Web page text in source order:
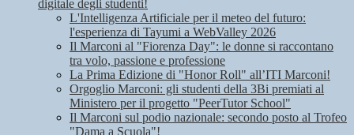
digitale degli studenti!
L'Intelligenza Artificiale per il meteo del futuro:
l'esperienza di Tayumi a WebValley 2026
Il Marconi al "Fiorenza Day": le donne si raccontano
tra volo, passione e professione
La Prima Edizione di "Honor Roll" all’ITI Marconi!
Orgoglio Marconi: gli studenti della 3Bi premiati al
Ministero per il progetto "PeerTutor School"
Il Marconi sul podio nazionale: secondo posto al Trofeo
"Dama a Scuola"!